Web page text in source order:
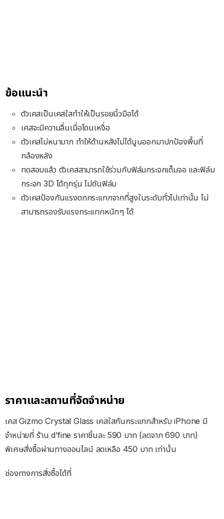
ข้อแนะนำ
ตัวเคสเป็นเคสใสทำให้เป็นรอยนิ้วมือได้
เคสจะมีความลื่นเมื่อโดนเหงื่อ
ตัวเคสไม่หนามาก ทำให้ด้านหลังไม่ได้นูนออกมาปกป้องพื้นที่
กล้องหลัง
ทดสอบแล้ว ตัวเคสสามารถใช้ร่วมกับฟิล์มกระจกเต็มจอ และฟิล์ม
กระจก 3D ได้ทุกรุ่น ไม่ดันฟิล์ม
ตัวเคสป้องกันแรงตกกระแทกจากที่สูงในระดับทั่วไปเท่านั้น ไม่
สามารถรองรับแรงกระแทกหนักๆ ได้
ราคาและสถานที่จัดจำหน่าย
เคส Gizmo Crystal Glass เคสใสกันกระแทกสำหรับ iPhone มี
จำหน่ายที่ ร้าน d’fine ราคาชิ้นละ 590 บาท (ลดจาก 690 บาท)
พิเศษสั่งซื้อผ่านทางออนไลน์ ลดเหลือ 450 บาท เท่านั้น
ช่องทางการสั่งซื้อได้ที่